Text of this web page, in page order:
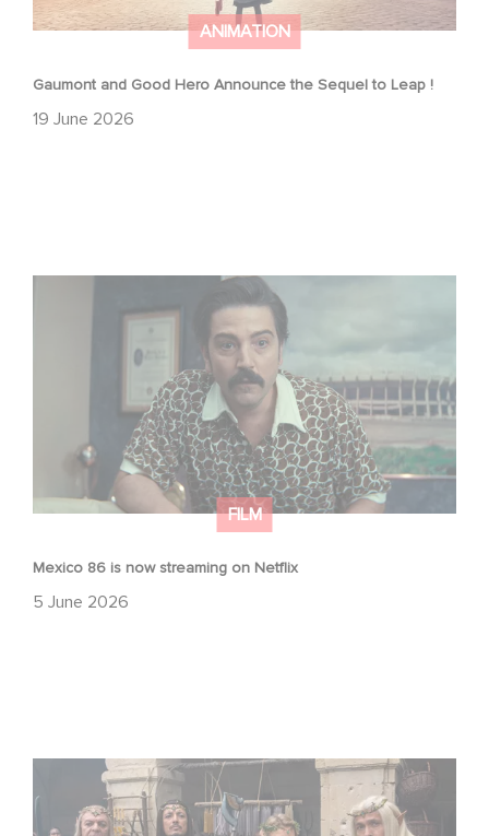
ANIMATION
Gaumont and Good Hero Announce the Sequel to Leap !
19 June 2026
FILM
Mexico 86 is now streaming on Netflix
5 June 2026
Mexico 86 is now streaming on Netflix
Game Master : Éric Judor’s new comedy